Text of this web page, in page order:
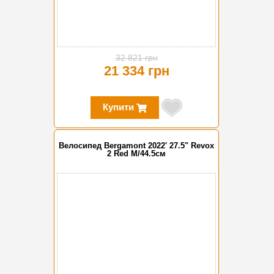
32 821 грн
21 334 грн
Купити
Велосипед Bergamont 2022' 27.5" Revox
2 Red M/44.5см